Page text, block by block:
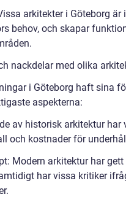
arkitekter i Göteborg
behov, och skapar
nackdelar med olika
i Göteborg haft sina
aspekterna:
av historisk arkitektur
och kostnader för
Modern arkitektur har
har vissa kritiker